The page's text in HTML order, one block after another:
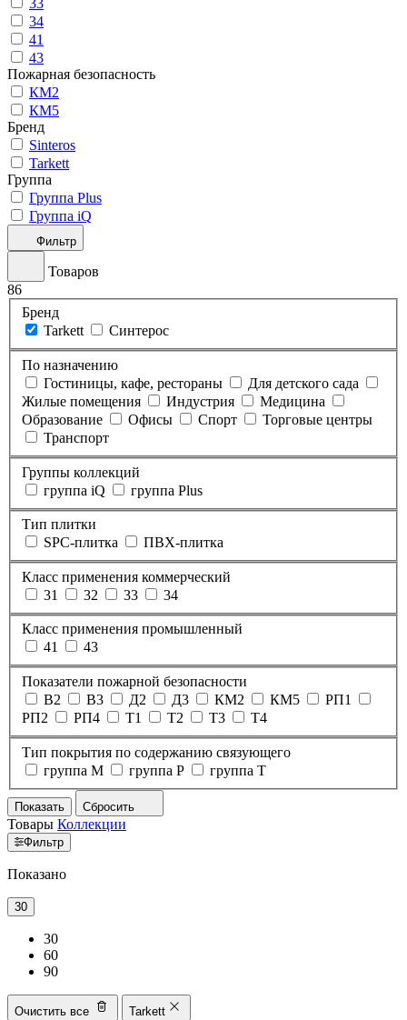
34
41
43
Пожарная безопасность
КМ2
КМ5
Бренд
Sinteros
Tarkett
Группа
Группа Plus
Группа iQ
Фильтр
Товаров
86
Бренд
Tarkett
Синтерос
По назначению
Гостиницы, кафе, рестораны
Для детского сада
Жилые помещения
Индустрия
Медицина
Образование
Офисы Спорт
Торговые центры
Транспорт
Группы коллекций
группа iQ
группа Plus
Тип плитки
SPC-плитка
ПВХ-плитка
Класс применения коммерческий
31
32 33 34
Класс применения промышленный
41
43
Показатели пожарной безопасности
В2
В3 Д2 Д3 КМ2 КМ5
РП1
РП2
РП4 Т1 Т2 Т3 Т4
Тип покрытия по содержанию связующего
группа M
группа P группа T
Показать Сбросить
Товары Коллекции
Фильтр
Показано
30
30
60
90
Очистить все Tarkett